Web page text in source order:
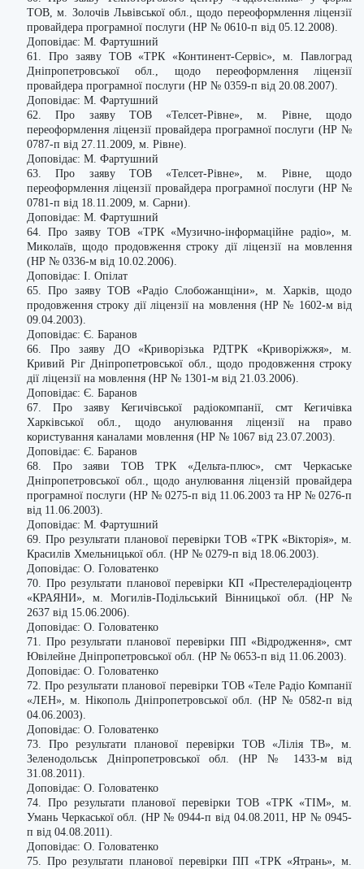
ТОВ, м. Золочів Львівської обл., щодо переоформлення ліцензії
провайдера програмної послуги (НР № 0610-п від 05.12.2008).
Доповідає: М. Фартушний
61. Про заяву ТОВ «ТРК «Континент-Сервіс», м. Павлоград
Дніпропетровської обл., щодо переоформлення ліцензії
провайдера програмної послуги (НР № 0359-п від 20.08.2007).
Доповідає: М. Фартушний
62. Про заяву ТОВ «Телсет-Рівне», м. Рівне, щодо
переоформлення ліцензії провайдера програмної послуги (НР №
0787-п від 27.11.2009, м. Рівне).
Доповідає: М. Фартушний
63. Про заяву ТОВ «Телсет-Рівне», м. Рівне, щодо
переоформлення ліцензії провайдера програмної послуги (НР №
0781-п від 18.11.2009, м. Сарни).
Доповідає: М. Фартушний
64. Про заяву ТОВ «ТРК «Музично-інформаційне радіо», м.
Миколаїв, щодо продовження строку дії ліцензії на мовлення
(НР № 0336-м від 10.02.2006).
Доповідає: І. Опілат
65. Про заяву ТОВ «Радіо Слобожанщіни», м. Харків, щодо
продовження строку дії ліцензії на мовлення (НР № 1602-м від
09.04.2003).
Доповідає: Є. Баранов
66. Про заяву ДО «Криворізька РДТРК «Криворіжжя», м.
Кривий Ріг Дніпропетровської обл., щодо продовження строку
дії ліцензії на мовлення (НР № 1301-м від 21.03.2006).
Доповідає: Є. Баранов
67. Про заяву Кегичівської радіокомпанії, смт Кегичівка
Харківської обл., щодо анулювання ліцензії на право
користування каналами мовлення (НР № 1067 від 23.07.2003).
Доповідає: Є. Баранов
68. Про заяви ТОВ ТРК «Дельта-плюс», смт Черкаське
Дніпропетровської обл., щодо анулювання ліцензій провайдера
програмної послуги (НР № 0275-п від 11.06.2003 та НР № 0276-п
від 11.06.2003).
Доповідає: М. Фартушний
69. Про результати планової перевірки ТОВ «ТРК «Вікторія», м.
Красилів Хмельницької обл. (НР № 0279-п від 18.06.2003).
Доповідає: О. Головатенко
70. Про результати планової перевірки КП «Престелерадіоцентр
«КРАЯНИ», м. Могилів-Подільський Вінницької обл. (НР №
2637 від 15.06.2006).
Доповідає: О. Головатенко
71. Про результати планової перевірки ПП «Відродження», смт
Ювілейне Дніпропетровської обл. (НР № 0653-п від 11.06.2003).
Доповідає: О. Головатенко
72. Про результати планової перевірки ТОВ «Теле Радіо Компанії
«ЛЕН», м. Нікополь Дніпропетровської обл. (НР № 0582-п від
04.06.2003).
Доповідає: О. Головатенко
73. Про результати планової перевірки ТОВ «Лілія ТВ», м.
Зеленодольськ Дніпропетровської обл. (НР № 1433-м від
31.08.2011).
Доповідає: О. Головатенко
74. Про результати планової перевірки ТОВ «ТРК «ТІМ», м.
Умань Черкаської обл. (НР № 0944-п від 04.08.2011, НР № 0945-
п від 04.08.2011).
Доповідає: О. Головатенко
75. Про результати планової перевірки ПП «ТРК «Ятрань», м.